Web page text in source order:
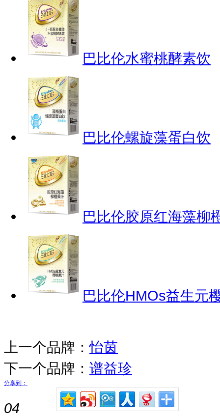
巴比伦水蜜桃酵素饮
巴比伦螺旋藻蛋白饮
巴比伦胶原红海藻柳
巴比伦HMOs益生元
上一个品牌：怡茵
下一个品牌： 谱益珍
分享到：
04